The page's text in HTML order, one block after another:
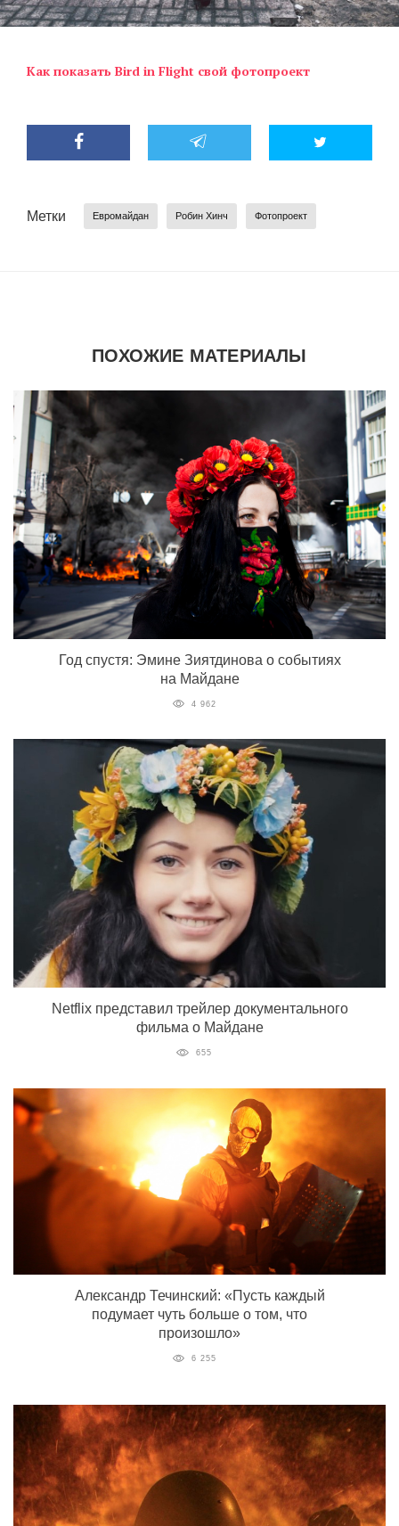
Как показать Bird in Flight свой фотопроект
Метки Евромайдан Робин Хинч Фотопроект
ПОХОЖИЕ МАТЕРИАЛЫ
Год спустя: Эмине Зиятдинова о событиях
на Майдане
4 962
Netflix представил трейлер документального
фильма о Майдане
655
Александр Течинский: «Пусть каждый
подумает чуть больше о том, что
произошло»
6 255